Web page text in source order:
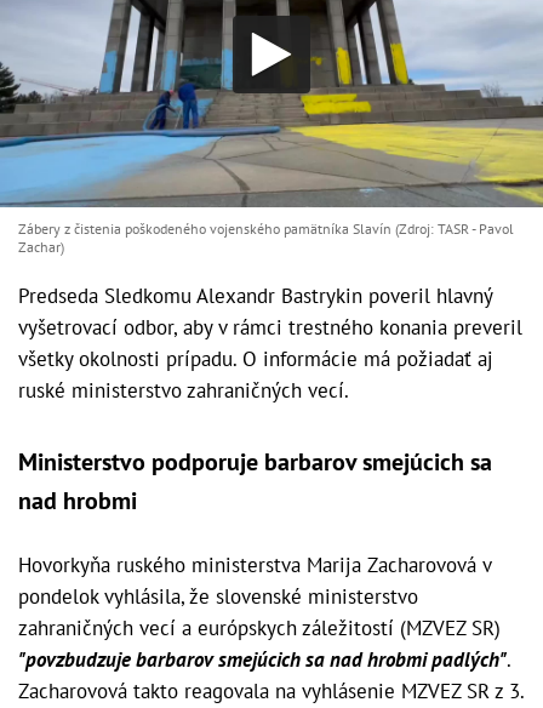
Zábery z čistenia poškodeného vojenského pamätníka Slavín (Zdroj: TASR - Pavol
Zachar)
Predseda Sledkomu Alexandr Bastrykin poveril hlavný
vyšetrovací odbor, aby v rámci trestného konania preveril
všetky okolnosti prípadu. O informácie má požiadať aj
ruské ministerstvo zahraničných vecí.
Ministerstvo podporuje barbarov smejúcich sa
nad hrobmi
Hovorkyňa ruského ministerstva Marija Zacharovová v
pondelok vyhlásila, že slovenské ministerstvo
zahraničných vecí a európskych záležitostí (MZVEZ SR)
"povzbudzuje barbarov smejúcich sa nad hrobmi padlých".
Zacharovová takto reagovala na vyhlásenie MZVEZ SR z 3.